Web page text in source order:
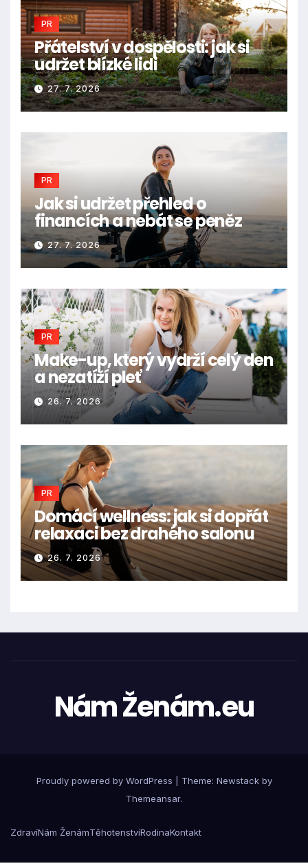
PR
Přátelství v dospělosti: jak si
udržet blízké lidi
27. 7. 2026
PR
Jak si udržet přehled o
financích a nebát se peněz
27. 7. 2026
PR
Make-up, který vydrží celý den
a nezatíží pleť
26. 7. 2026
PR
Domácí wellness: jak si dopřát
relaxaci bez drahého salonu
26. 7. 2026
Nám Ženám.eu
Proudly powered by WordPress Theme: Newstackby
Themeansar.
ZdravíNám ŽenámTěhotenstvíRodinaKontakt